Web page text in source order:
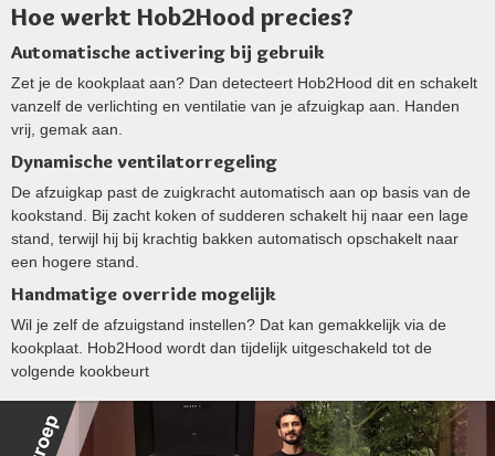
Hoe werkt Hob2Hood precies?
Automatische activering bij gebruik
Zet je de kookplaat aan? Dan detecteert Hob2Hood dit en schakelt
vanzelf de verlichting en ventilatie van je afzuigkap aan. Handen
vrij, gemak aan.
Dynamische ventilatorregeling
De afzuigkap past de zuigkracht automatisch aan op basis van de
kookstand. Bij zacht koken of sudderen schakelt hij naar een lage
stand, terwijl hij bij krachtig bakken automatisch opschakelt naar
een hogere stand.
Handmatige override mogelijk
Wil je zelf de afzuigstand instellen? Dat kan gemakkelijk via de
kookplaat. Hob2Hood wordt dan tijdelijk uitgeschakeld tot de
volgende kookbeurt